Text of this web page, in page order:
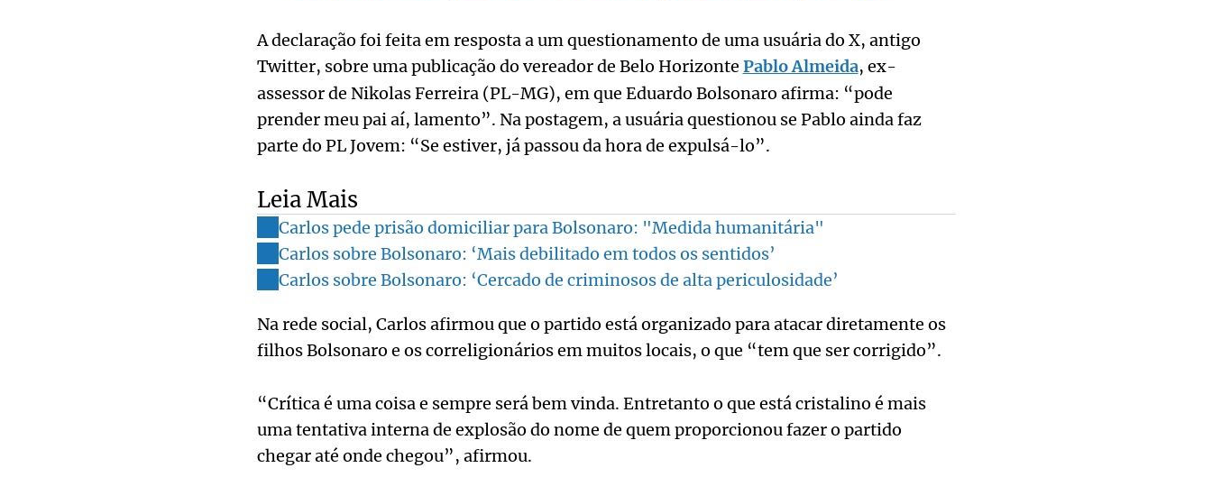
A declaração foi feita em resposta a um questionamento de uma usuária do X, antigo
Twitter, sobre uma publicação do vereador de Belo Horizonte Pablo Almeida, ex-
assessor de Nikolas Ferreira (PL-MG), em que Eduardo Bolsonaro afirma: “pode
prender meu pai aí, lamento”. Na postagem, a usuária questionou se Pablo ainda faz
parte do PL Jovem: “Se estiver, já passou da hora de expulsá-lo”.
Leia Mais
Carlos pede prisão domiciliar para Bolsonaro: "Medida humanitária"
Carlos sobre Bolsonaro: ‘Mais debilitado em todos os sentidos’
Carlos sobre Bolsonaro: ‘Cercado de criminosos de alta periculosidade’
Na rede social, Carlos afirmou que o partido está organizado para atacar diretamente os
filhos Bolsonaro e os correligionários em muitos locais, o que “tem que ser corrigido”.
“Crítica é uma coisa e sempre será bem vinda. Entretanto o que está cristalino é mais
uma tentativa interna de explosão do nome de quem proporcionou fazer o partido
chegar até onde chegou”, afirmou.